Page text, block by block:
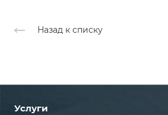
Назад к списку
Услуги